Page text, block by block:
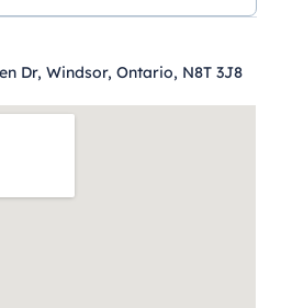
Dr, Windsor, Ontario, N8T 3J8